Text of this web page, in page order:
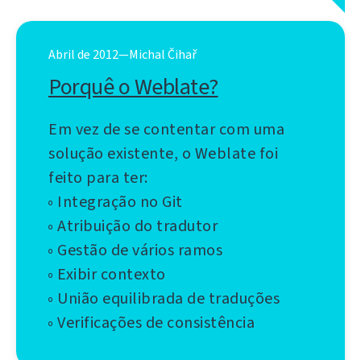
Abril de 2012—Michal Čihař
Porquê o Weblate?
Em vez de se contentar com uma
solução existente, o Weblate foi
feito para ter:
◦ Integração no Git
◦ Atribuição do tradutor
◦ Gestão de vários ramos
◦ Exibir contexto
◦ União equilibrada de traduções
◦ Verificações de consistência